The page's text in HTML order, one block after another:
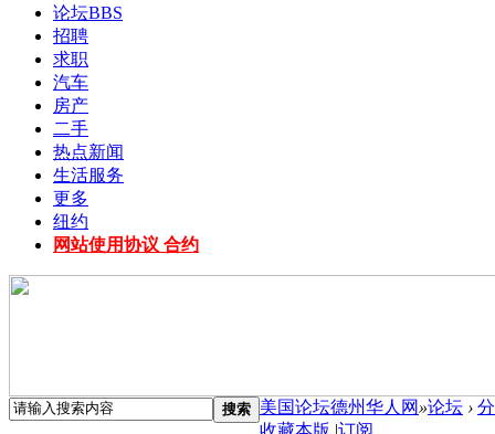
论坛BBS
招聘
求职
汽车
房产
二手
热点新闻
生活服务
更多
纽约
网站使用协议 合约
搜索 美国论坛德州华人网 »论坛 ›
收藏本版 |订阅